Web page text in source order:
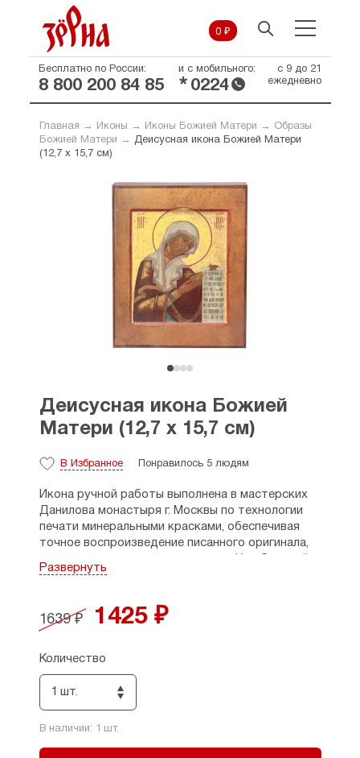
0 ₽
Бесплатно по России:
8 800 200 84 85
и с мобильного:
* 0224
с 9 до 21
ежедневно
Главная → Иконы → Иконы Божией Матери →
Образы
Божией Матери → Деисусная икона Божией Матери
(12,7 х 15,7 см)
Деисусная икона Божией
Матери (12,7 х 15,7 см)
В Избранное Понравилось 5 людям
Икона ручной работы выполнена в мастерских
Данилова монастыря г. Москвы по технологии
печати минеральными красками, обеспечивая
точное воспроизведение писанного оригинала,
стороне иконы отверстие для крепления к
Материал: МФД.
Страна производитель: Россия, г. Москва,
Даниловский Монастырь.
Развернуть
1639 ₽ 1425 ₽
Количество
1 шт.
В наличии: 1 шт.